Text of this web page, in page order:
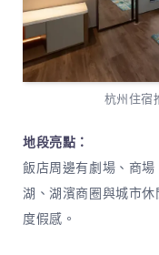
杭州住宿
地段亮點：
飯店周邊有劇場、商
湖、湖濱商圈與城市
度假感。